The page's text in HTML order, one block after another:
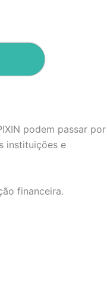
podem passar por
instituições e
financeira.